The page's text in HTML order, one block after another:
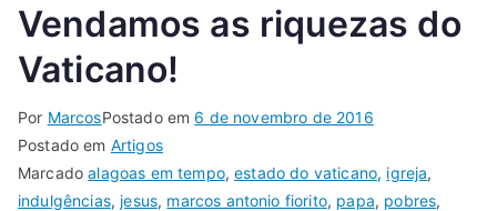
Vendamos as riquezas do
Vaticano!
Por MarcosPostado em 6 de novembro de 2016
Postado em Artigos
Marcadoalagoas em tempo,estado do vaticano, igreja,
indulgências, jesus, marcos antonio fiorito, papa, pobres,